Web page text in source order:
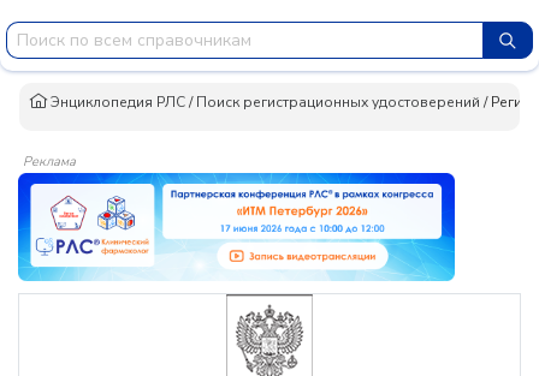
Энциклопедия РЛС/Поиск регистрационных удостоверений /
Реклама